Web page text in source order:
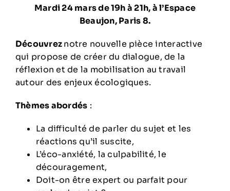
Mardi 24 mars de 19h à 21h, à l’Espace
Beaujon, Paris 8.
Découvreznotre nouvelle pièce interactive
qui propose de créer du dialogue, de la
réflexion et de la mobilisation au travail
autour des enjeux écologiques.
Thèmes abordés :
La difficulté de parler du sujet et les
réactions qu’il suscite,
L’éco-anxiété, la culpabilité, le
découragement,
Doit-on être expert ou parfait pour